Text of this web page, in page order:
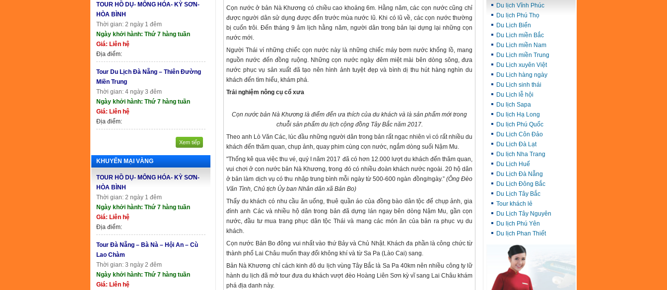
TOUR HỒ DỤ- MÔNG HÓA- KỲ SƠN-
HÒA BÌNH
Thời gian: 2 ngày 1 đêm
Ngày khởi hành: Thứ 7 hàng tuần
Giá: Liên hệ
Địa điểm:
Tour Du Lịch Đà Nẵng – Thiên Đường
Miền Trung
Thời gian: 4 ngày 3 đêm
Ngày khởi hành: Thứ 7 hàng tuần
Giá: Liên hệ
Địa điểm:
Xem tiếp
KHUYẾN MẠI VÀNG
TOUR HỒ DỤ- MÔNG HÓA- KỲ SƠN-
HÒA BÌNH
Thời gian: 2 ngày 1 đêm
Ngày khởi hành: Thứ 7 hàng tuần
Giá: Liên hệ
Địa điểm:
Tour Đà Nẵng – Bà Nà – Hội An – Cù
Lao Chàm
Thời gian: 3 ngày 2 đêm
Ngày khởi hành: Thứ 7 hàng tuần
Giá: Liên hệ
Cọn nước ở bản Nà Khương có chiều cao khoảng 6m. Hằng năm, các cọn nước cũng chỉ
được người dân sử dụng được đến trước mùa nước lũ. Khi có lũ về, các cọn nước thường
bị cuốn trôi. Đến tháng 9 âm lịch hằng năm, người dân trong bản lại dựng lại những cọn
nước mới.
Người Thái ví những chiếc cọn nước này là những chiếc máy bơm nước khổng lồ, mang
nguồn nước đến đồng ruộng. Những cọn nước ngày đêm miệt mài bên dòng sông, đưa
nước phục vụ sản xuất đã tạo nên hình ảnh tuyệt đẹp và bình dị thu hút hàng nghìn du
khách đến tìm hiểu, khám phá.
Trải nghiệm nông cụ cổ xưa
Cọn nước bản Nà Khương là điểm đến ưa thích của du khách và là sản phẩm mới trong
chuỗi sản phẩm du lịch cộng đồng Tây Bắc năm 2017.
Theo anh Lò Văn Các, lúc đầu những người dân trong bản rất ngạc nhiên vì có rất nhiều du
khách đến thăm quan, chụp ảnh, quay phim cùng cọn nước, ngắm dòng suối Nậm Mu.
"Thống kê qua việc thu vé, quý I năm 2017 đã có hơn 12.000 lượt du khách đến thăm quan,
vui chơi ở con nước bản Nà Khương, trong đó có nhiều đoàn khách nước ngoài. 20 hộ dân
ở bản làm dịch vụ có thu nhập trung bình mỗi ngày từ 500-600 ngàn đồng/ngày.” (Ông Đèo
Văn Tình, Chủ tịch Ủy ban Nhân dân xã Bản Bo)
Thấy du khách có nhu cầu ăn uống, thuê quần áo của đồng bào dân tộc để chụp ảnh, gia
đình anh Các và nhiều hộ dân trong bản đã dựng lán ngay bên dòng Nậm Mu, gần cọn
nước, đầu tư mua trang phục dân tộc Thái và mang các món ăn của bản ra phục vụ du
khách.
Cọn nước Bản Bo đông vui nhất vào thứ Bảy và ​Chủ Nhật. Khách đa phần là công chức từ
thành phố Lai Châu muốn thay đổi không khí và từ Sa Pa (Lào Cai) sang.
Bản Nà Khương chỉ cách kinh đô du lịch vùng Tây ​Bắc là Sa Pa 40km nên nhiều công ty lữ
hành du lịch đã mở tour đưa du khách vượt đèo Hoàng Liên Sơn kỳ vĩ sang Lai Châu khám
phá địa danh này.
Du lịch Vĩnh Phúc
Du lịch Phú Thọ
Du Lịch Biển
Du Lịch miền Bắc
Du Lịch miền Nam
Du Lịch miền Trung
Du Lịch xuyên Việt
Du Lịch hàng ngày
Du Lịch sinh thái
Du Lịch lễ hội
Du lịch Sapa
Du lịch Hạ Long
Du lịch Phú Quốc
Du Lịch Côn Đảo
Du Lịch Đà Lạt
Du lịch Nha Trang
Du Lịch Huế
Du Lịch Đà Nẵng
Du Lịch Đông Bắc
Du Lịch Tây Bắc
Tour khách lẻ
Du Lịch Tây Nguyên
Du lịch Phú Yên
Du lịch Phan Thiết